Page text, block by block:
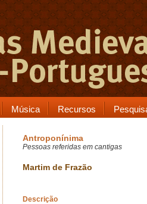
Música Recursos
Antroponínima
Pessoas referidas em cantigas
Martim de Frazão
Descrição